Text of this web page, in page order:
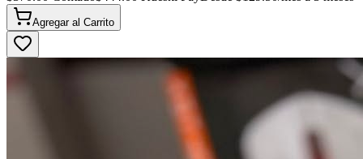
Agregar al Carrito